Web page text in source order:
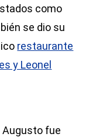
como
se dio su
restaurante
y Leonel
Augusto fue